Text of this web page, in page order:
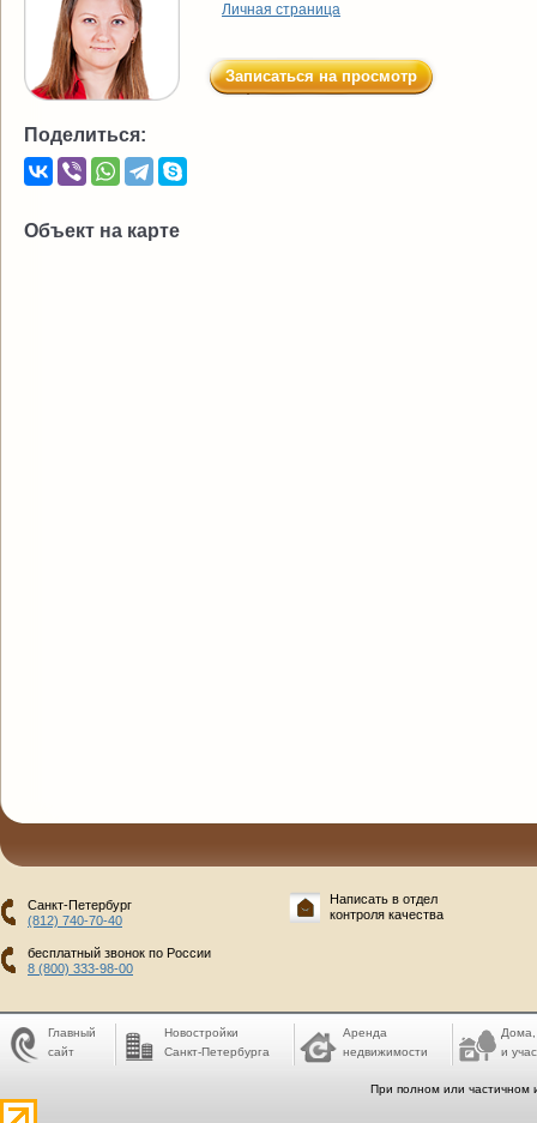
Личная страница
Записаться на просмотр
Поделиться:
Объект на карте
Санкт-Петербург
(812) 740-70-40
бесплатный звонок по России
8 (800) 333-98-00
Написать в отдел
контроля качества
Главный
сайт
Новостройки
Санкт-Петербурга
Аренда
недвижимости
Дома,
и
При полном или частичном